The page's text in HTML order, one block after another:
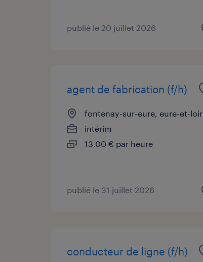
publié le 20 juillet 2026
agent de fabrication (f/h)
fontenay-sur-eure, eure-et-loir
intérim
13,00 € par heure
publié le 31 juillet 2026
conducteur de ligne (f/h)